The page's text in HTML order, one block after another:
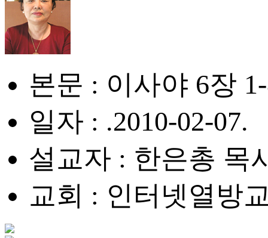
본문 : 이사야 6장
일자 : .2010-02-07.
설교자 : 한은총 목
교회 : 인터넷열방